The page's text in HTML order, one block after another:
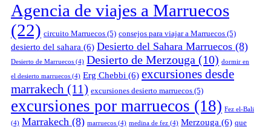
Agencia de viajes a Marruecos
(22) circuito Marruecos (5) consejos para viajar a Marruecos (5)
desierto del sahara (6) Desierto del Sahara Marruecos (8)
Desierto de Marruecos (4) Desierto de Merzouga (10) dormir en
el desierto marruecos (4) Erg Chebbi (6) excursiones desde
marrakech (11) excursiones desierto marruecos (5)
excursiones por marruecos (18) Fez el-Bali
(4) Marrakech (8) marruecos (4) medina de fez (4) Merzouga (6) que